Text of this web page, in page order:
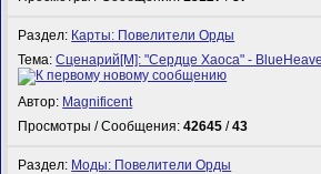
Раздел: Карты: Повелители Орды
Тема:Сценарий[M]: "Сердце Хаоса" -
Автор: Magnificent
Просмотры / Сообщения:42645 /43
Раздел: Моды: Повелители Орды